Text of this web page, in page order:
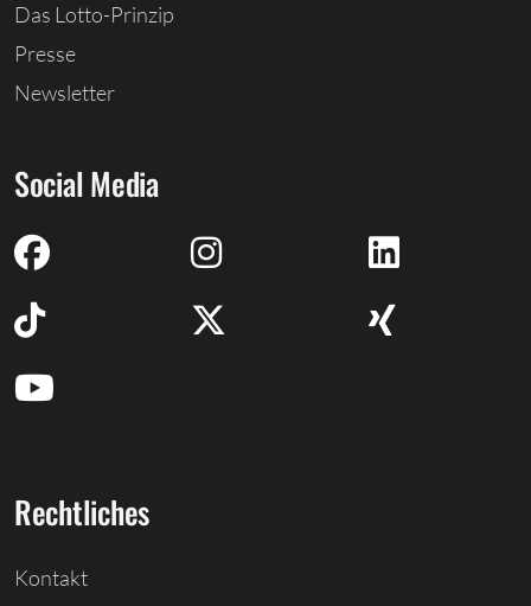
Das Lotto-Prinzip
Presse
Newsletter
Social Media
Rechtliches
Kontakt